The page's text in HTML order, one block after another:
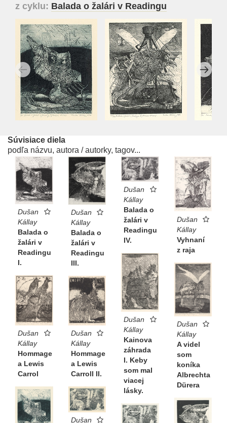
z cyklu: Balada o žalári v Readingu
Súvisiace diela
podľa názvu, autora / autorky, tagov...
Dušan
Kállay
Balada o
žalári v
Readingu
I.
Dušan
Kállay
Balada o
žalári v
Readingu
III.
Dušan
Kállay
Balada o
žalári v
Readingu
IV.
Dušan
Kállay
Vyhnaní
z raja
Dušan
Kállay
Kainova
záhrada
I. Keby
som mal
viacej
lásky.
Dušan
Kállay
A videl
som
koníka
Albrechta
Dürera
Dušan
Kállay
Hommage
a Lewis
Carrol
Dušan
Kállay
Hommage
a Lewis
Carroll II.
Dušan